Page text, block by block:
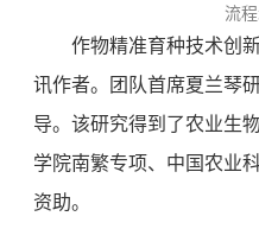
流
作物精准育种技术创
讯作者。团队首席夏兰琴
导。该研究得到了农业生
学院南繁专项、中国农业
资助。